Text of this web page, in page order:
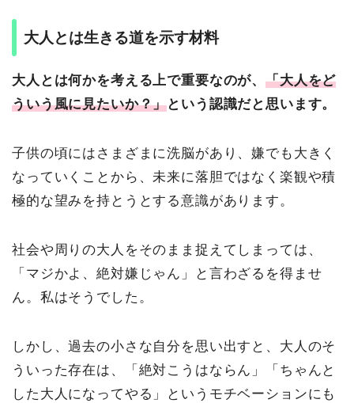
大人とは生きる道を示す材料
大人とは何かを考える上で重要なのが、「大人をど
ういう風に見たいか？」という認識だと思います。
子供の頃にはさまざまに洗脳があり、嫌でも大きく
なっていくことから、未来に落胆ではなく楽観や積
極的な望みを持とうとする意識があります。
社会や周りの大人をそのまま捉えてしまっては、
「マジかよ、絶対嫌じゃん」と言わざるを得ませ
ん。私はそうでした。
しかし、過去の小さな自分を思い出すと、大人のそ
ういった存在は、「絶対こうはならん」「ちゃんと
した大人になってやる」というモチベーションにも